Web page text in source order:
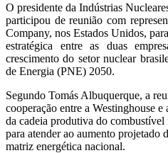
O presidente da Indústrias
participou de reunião com
Company, nos Estados Unidos,
estratégica entre as duas
crescimento do setor nuclear
de Energia (PNE) 2050.
Segundo Tomás Albuquerque, a
cooperação entre a Westinghouse
da cadeia produtiva do combustível
para atender ao aumento projetado
matriz energética nacional.